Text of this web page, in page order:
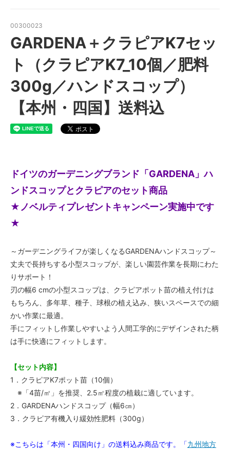
00300023
GARDENA＋クラピアK7セッ
ト（クラピアK7_10個／肥料
300g／ハンドスコップ）
【本州・四国】送料込
ドイツのガーデニングブランド「GARDENA」ハ
ンドスコップとクラピアのセット商品
★ノベルティプレゼントキャンペーン実施中です
★
～ガーデニングライフが楽しくなるGARDENAハンドスコップ～
丈夫で長持ちする小型スコップが、楽しい園芸作業を長期にわた
りサポート！
刃の幅6 cmの小型スコップは、クラピアポット苗の植え付けは
もちろん、多年草、種子、球根の植え込み、狭いスペースでの細
かい作業に最適。
手にフィットし作業しやすいよう人間工学的にデザインされた柄
は手に快適にフィットします。
【セット内容】
1．クラピアK7ポット苗（10個）
※「4苗/㎡」を推奨、2.5㎡程度の植栽に適しています。
2．GARDENAハンドスコップ（幅6㎝）
3．クラピア有機入り緩効性肥料（300g）
※こちらは「本州・四国向け」の送料込み商品です。「九州地方